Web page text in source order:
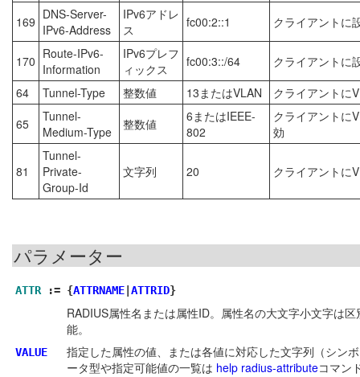
169 DNS-Server-
IPv6-Address
IPv6アドレ
ス
fc00:2::1 クライアントに
170 Route-IPv6-
Information
IPv6プレフ
ィックス
fc00:3::/64
クライアントに
64
Tunnel-Type 整数値 13またはVLAN
クライアントに
65
Tunnel-
Medium-Type
整数値
6またはIEEE-
802
クライアントに
効
81
Tunnel-
Private-
Group-Id
文字列 20 クライアントに
パラメーター
ATTR := {ATTRNAME ATTRID}
RADIUS属性名または属性ID。属性名の大文字小文字は
能。
VALUE
指定した属性の値、または各値に対応した文字列（シン
ータ型や指定可能値の一覧は help radius-attributeコマン